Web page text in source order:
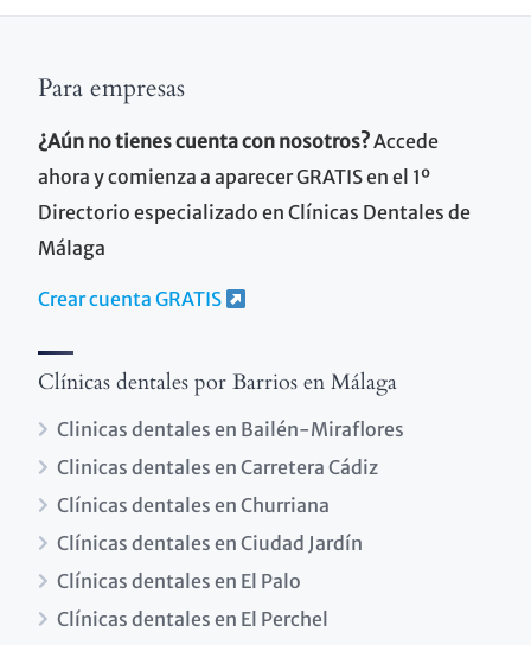
Para empresas
¿Aún no tienes cuenta con nosotros?Accede
ahora y comienza a aparecer GRATIS en el 1º
Directorio especializado en Clínicas Dentales de
Málaga
Crear cuenta GRATIS
Clínicas dentales por Barrios en Málaga
Clinicas dentales en Bailén-Miraflores
Clinicas dentales en Carretera Cádiz
Clínicas dentales en Churriana
Clínicas dentales en Ciudad Jardín
Clínicas dentales en El Palo
Clínicas dentales en El Perchel